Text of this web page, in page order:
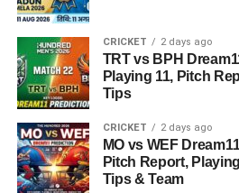
आईटी असिस्टेंट व तकनीकी पद:
(B.E), बी.टेक (B.Tech), एमसीए
डिप्लोमा होना चाहिए।
वैज्ञानिक पद (Junior
विषय (जैसे फिजिक्स, केमिस्ट्री,
आदि) में पोस्ट ग्रेजुएशन (M.Sc)
कार्य अनुभव की मांग की जा सकती
CRICKET 2 days ago
TRT vs BPH
Playing 11, Pitch
Tips
CRICKET 2 days ago
MO vs WEF
Pitch Report,
Tips & Team